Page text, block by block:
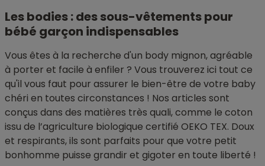
Les bodies : des sous-vêtements pour
bébé garçon indispensables
Vous êtes à la recherche d'un body mignon, agréable
à porter et facile à enfiler ? Vous trouverez ici tout ce
qu'il vous faut pour assurer le bien-être de votre baby
chéri en toutes circonstances ! Nos articles sont
conçus dans des matières très quali, comme le coton
issu de l’agriculture biologique certifié OEKO TEX. Doux
et respirants, ils sont parfaits pour que votre petit
bonhomme puisse grandir et gigoter en toute liberté !